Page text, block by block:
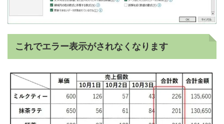
これでエラー表示がされなくなります